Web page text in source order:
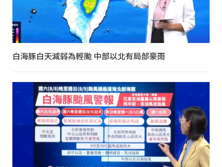
白海豚白天減弱為輕颱 中部以北有局部豪雨